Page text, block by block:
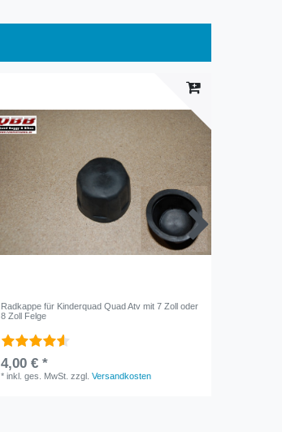
Radkappe für Kinderquad Quad Atv mit 7 Zoll oder
8 Zoll Felge
4,00 € *
*inkl. ges. MwSt. zzgl.Versandkosten